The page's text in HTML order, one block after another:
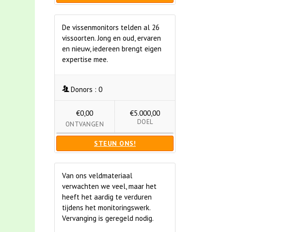
De vissenmonitors telden al 26
vissoorten. Jong en oud, ervaren
en nieuw, iedereen brengt eigen
expertise mee.
Donors : 0
€0,00
ONTVANGEN
€5.000,00
DOEL
STEUN ONS!
Van ons veldmateriaal
verwachten we veel, maar het
heeft het aardig te verduren
tijdens het monitoringswerk.
Vervanging is geregeld nodig.